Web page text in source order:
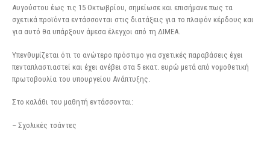
Αυγούστου έως τις 15 Οκτωβρίου, σημείωσε και επισήμανε πως τα
σχετικά προϊόντα εντάσσονται στις διατάξεις για το πλαφόν κέρδους και
για αυτό θα υπάρξουν άμεσα έλεγχοι από τη ΔΙΜΕΑ.
Υπενθυμίζεται ότι το ανώτερο πρόστιμο για σχετικές παραβάσεις έχει
πενταπλαστιαστεί και έχει ανέβει στα 5 εκατ. ευρώ μετά από νομοθετική
πρωτοβουλία του υπουργείου Ανάπτυξης.
Στο καλάθι του μαθητή εντάσσονται:
– Σχολικές τσάντες